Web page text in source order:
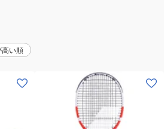
高い順